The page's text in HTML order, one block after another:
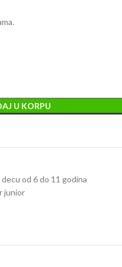
U KORPU
decu od 6 do 11 godina
junior